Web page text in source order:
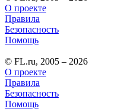
О проекте
Правила
Безопасность
Помощь
© FL.ru, 2005 – 2026
О проекте
Правила
Безопасность
Помощь